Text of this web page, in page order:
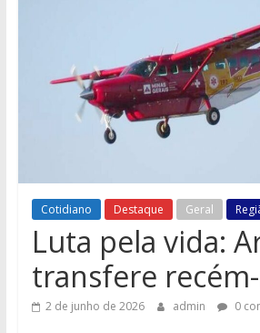
Cotidiano Destaque Geral
Luta pela vida:
transfere
2 de junho de 2026 admin 0